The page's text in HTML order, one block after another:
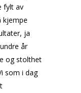
fylt av
kjempe
ja
år
og stolthet
som i dag